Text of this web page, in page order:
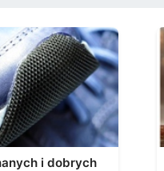
i dobrych